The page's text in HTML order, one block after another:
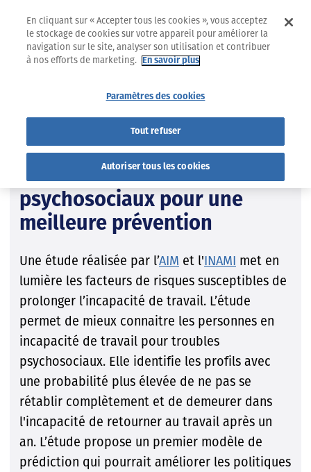
30.04.2024
Incapacité de travail
Mieux connaitre l'invalidité
dues aux troubles
psychosociaux pour une
meilleure prévention
Une étude réalisée par l’AIM et l'INAMI met en
lumière les facteurs de risques susceptibles de
prolonger l’incapacité de travail. L’étude
permet de mieux connaitre les personnes en
incapacité de travail pour troubles
psychosociaux. Elle identifie les profils avec
une probabilité plus élevée de ne pas se
rétablir complètement et de demeurer dans
l'incapacité de retourner au travail après un
an. L’étude propose un premier modèle de
prédiction qui pourrait améliorer les politiques
En cliquant sur « Accepter tous les cookies », vous acceptez
le stockage de cookies sur votre appareil pour améliorer la
navigation sur le site, analyser son utilisation et contribuer
à nos efforts de marketing.
En savoir plus
Paramètres des cookies
Tout refuser
Autoriser tous les cookies